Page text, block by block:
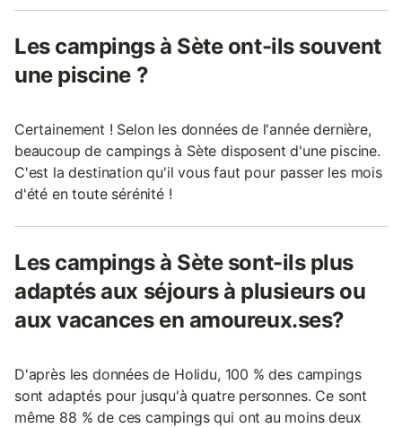
Les campings à Sète ont-ils souvent
une piscine ?
Certainement ! Selon les données de l'année dernière,
beaucoup de campings à Sète disposent d'une piscine.
C'est la destination qu'il vous faut pour passer les mois
d'été en toute sérénité !
Les campings à Sète sont-ils plus
adaptés aux séjours à plusieurs ou
aux vacances en amoureux.ses?
D'après les données de Holidu, 100 % des campings
sont adaptés pour jusqu'à quatre personnes. Ce sont
même 88 % de ces campings qui ont au moins deux